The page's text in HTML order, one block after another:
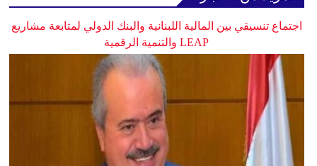
اجتماع تنسيقي بين المالية اللبنانية والبنك الدولي لمتابعة مشاريع
LEAP والتنمية الرقمية